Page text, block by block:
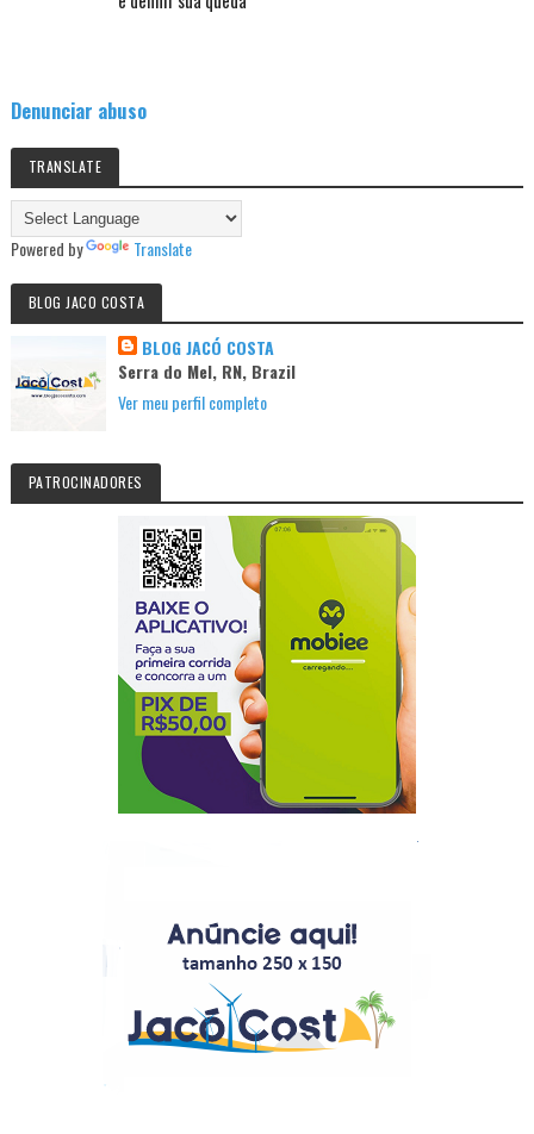
Denunciar abuso
TRANSLATE
Powered by Translate
BLOG JACO COSTA
BLOG JACÓ COSTA
Serra do Mel, RN, Brazil
Ver meu perfil completo
PATROCINADORES